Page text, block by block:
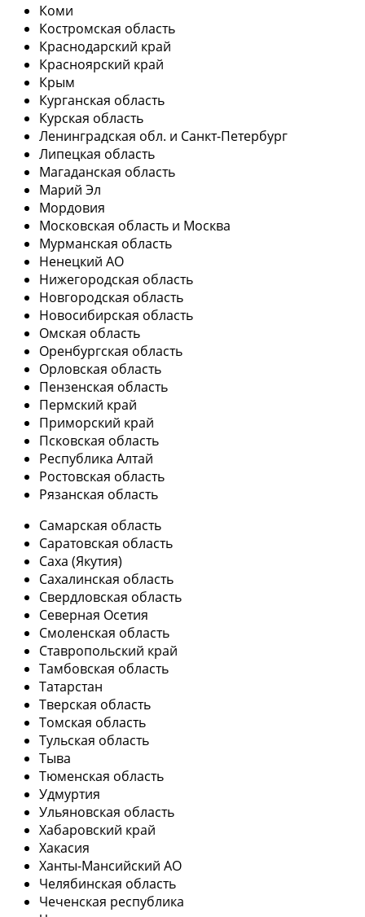
Коми
Костромская область
Краснодарский край
Красноярский край
Крым
Курганская область
Курская область
Ленинградская обл. и Санкт-Петербург
Липецкая область
Магаданская область
Марий Эл
Мордовия
Московская область и Москва
Мурманская область
Ненецкий АО
Нижегородская область
Новгородская область
Новосибирская область
Омская область
Оренбургская область
Орловская область
Пензенская область
Пермский край
Приморский край
Псковская область
Республика Алтай
Ростовская область
Рязанская область
Самарская область
Саратовская область
Саха (Якутия)
Сахалинская область
Свердловская область
Северная Осетия
Смоленская область
Ставропольский край
Тамбовская область
Татарстан
Тверская область
Томская область
Тульская область
Тыва
Тюменская область
Удмуртия
Ульяновская область
Хабаровский край
Хакасия
Ханты-Мансийский АО
Челябинская область
Чеченская республика